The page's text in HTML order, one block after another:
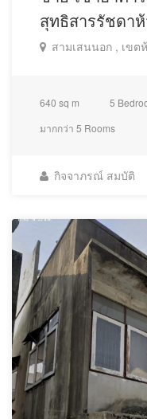
สุทธิสารรัชดา
สามเสนนอก , เขต
640 sq m 5
มากกว่า 5 Rooms
กิจจาภรณ์ สมบัติ